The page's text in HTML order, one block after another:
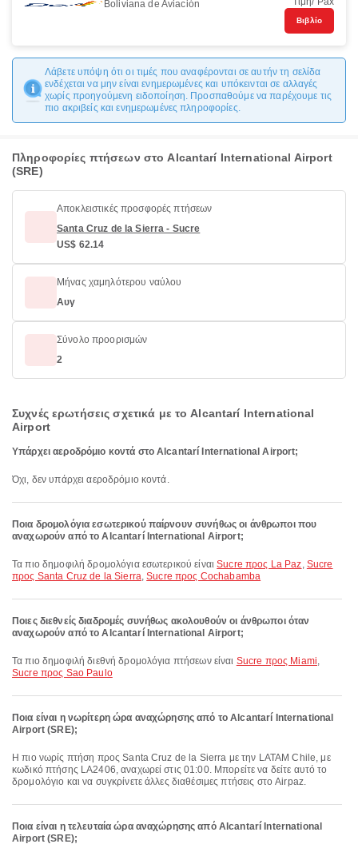
Boliviana de Aviación
Βιβλίο
Λάβετε υπόψη ότι οι τιμές που αναφέρονται σε αυτήν τη σελίδα
ενδέχεται να μην είναι ενημερωμένες και υπόκεινται σε αλλαγές
χωρίς προηγούμενη ειδοποίηση. Προσπαθούμε να παρέχουμε τις
πιο ακριβείς και ενημερωμένες πληροφορίες.
Πληροφορίες πτήσεων στο Alcantarí International Airport
(SRE)
Αποκλειστικές προσφορές πτήσεων
Santa Cruz de la Sierra - Sucre
US$ 62.14
Μήνας χαμηλότερου ναύλου
Αυγ
Σύνολο προορισμών
2
Συχνές ερωτήσεις σχετικά με το Alcantarí International
Airport
Υπάρχει αεροδρόμιο κοντά στο Alcantarí International Airport;
Όχι, δεν υπάρχει αεροδρόμιο κοντά.
Ποια δρομολόγια εσωτερικού παίρνουν συνήθως οι άνθρωποι που
αναχωρούν από το Alcantarí International Airport;
Τα πιο δημοφιλή δρομολόγια εσωτερικού είναιSucre προς La Paz, Sucre
προς Santa Cruz de la Sierra,Sucre προς Cochabamba
Ποιες διεθνείς διαδρομές συνήθως ακολουθούν οι άνθρωποι όταν
αναχωρούν από το Alcantarí International Airport;
Τα πιο δημοφιλή διεθνή δρομολόγια πτήσεων είναι Sucre προς Miami,
Sucre προς Sao Paulo
Ποια είναι η νωρίτερη ώρα αναχώρησης από το Alcantarí International
Airport (SRE);
Η πιο νωρίς πτήση προς Santa Cruz de la Sierra με την LATAM Chile, με
κωδικό πτήσης LA2406, αναχωρεί στις 01:00. Μπορείτε να δείτε αυτό το
δρομολόγιο και να συγκρίνετε άλλες διαθέσιμες πτήσεις στο Airpaz.
Ποια είναι η τελευταία ώρα αναχώρησης από Alcantarí International
Airport (SRE);